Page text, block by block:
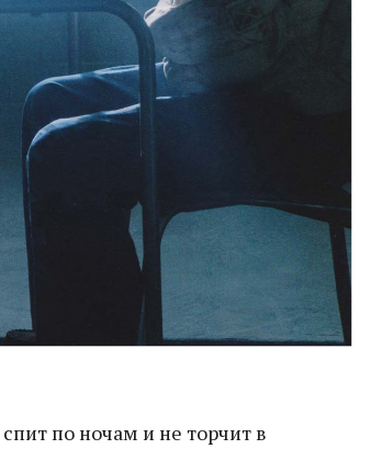
по ночам и не торчит в